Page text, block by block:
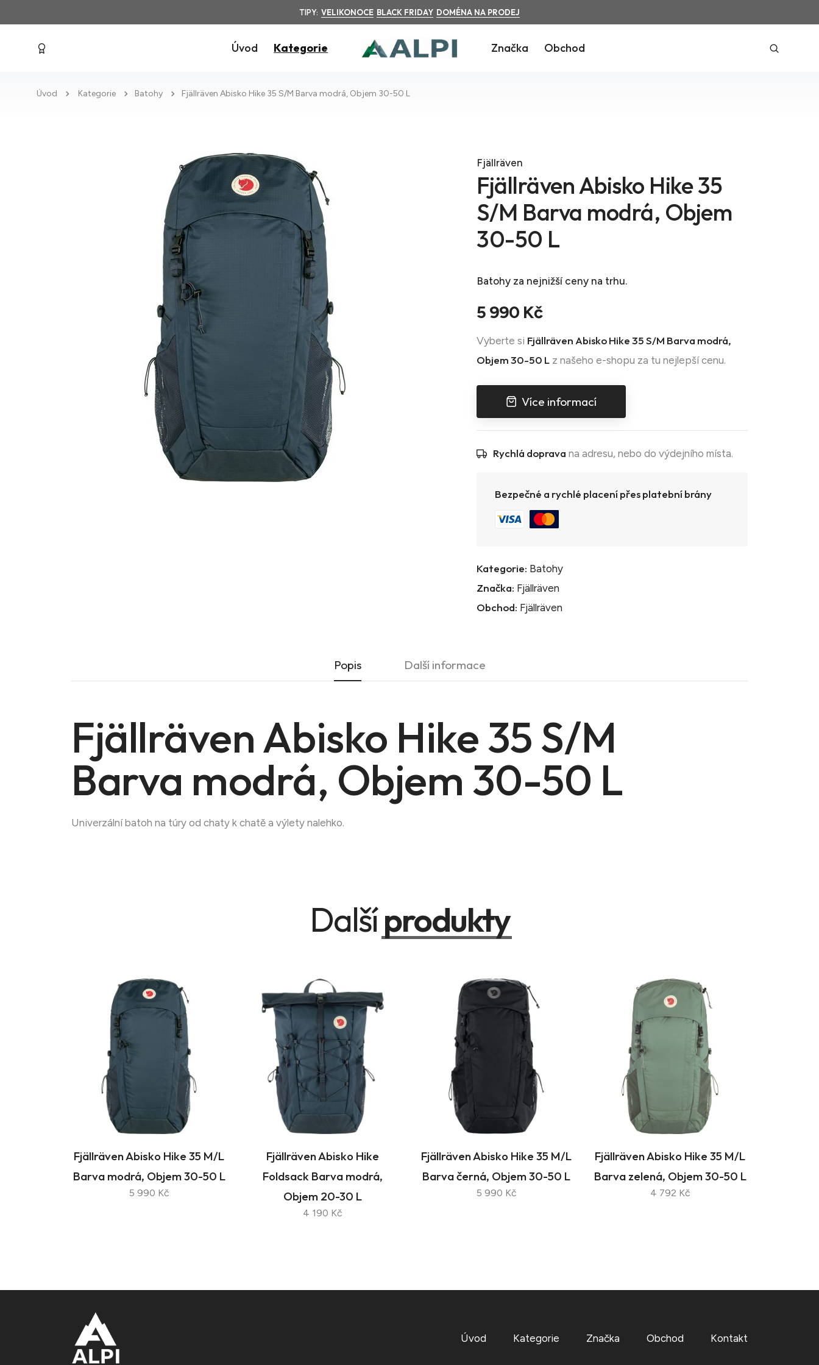
TIPY: VELIKONOCE BLACK FRIDAY DOMÉNA NA PRODEJ
Úvod Kategorie Značka Obchod
Úvod Kategorie Batohy Fjällräven Abisko Hike 35 S/M Barva modrá, Objem 30-50 L
Fjällräven
Fjällräven Abisko Hike 35
S/M Barva modrá, Objem
30-50 L
Batohy za nejnižší ceny na trhu.
5 990 Kč
Vyberte si Fjällräven Abisko Hike 35 S/M Barva modrá,
Objem 30-50 L z našeho e-shopu za tu nejlepší cenu.
Více informací
Rychlá doprava na adresu, nebo do výdejního místa.
Bezpečné a rychlé placení přes platební brány
Kategorie: Batohy
Značka: Fjällräven
Obchod: Fjällräven
Popis Další informace
Fjällräven Abisko Hike 35 S/M
Barva modrá, Objem 30-50 L
Univerzální batoh na túry od chaty k chatě a výlety nalehko.
Dalšíprodukty
Fjällräven Abisko Hike 35 M/L
Barva modrá, Objem 30-50 L
5 990 Kč
Fjällräven Abisko Hike
Foldsack Barva modrá,
Objem 20-30 L
4 190 Kč
Fjällräven Abisko Hike 35 M/L
Barva černá, Objem 30-50 L
5 990 Kč
Fjällräven Abisko Hike 35 M/L
Barva zelená, Objem 30-50 L
4 792 Kč
Úvod Kategorie Značka Obchod Kontakt